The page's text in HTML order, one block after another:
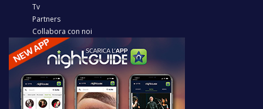
Tv
Partners
Collabora con noi